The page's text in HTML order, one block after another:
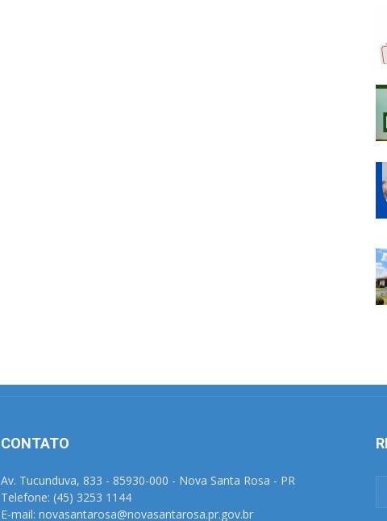
CONTATO
Av. Tucunduva, 833 - 85930-000 - Nova Santa Rosa - PR
Telefone: (45) 3253 1144
E-mail: novasantarosa@novasantarosa.pr.gov.br